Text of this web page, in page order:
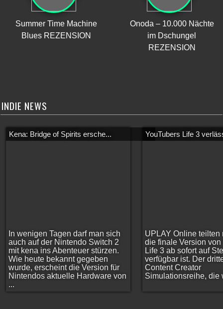
Summer Time Machine
Blues REZENSION
Onoda – 10.000 Nächte
im Dschungel
REZENSION
INDIE NEWS
Kena: Bridge of Spirits ersche...
In wenigen Tagen darf man sich
auch auf der Nintendo Switch 2
mit kena ins Abenteuer stürzen.
Wie heute bekannt gegeben
wurde, erscheint die Version für
Nintendos aktuelle Hardware von
...
YouTubers Life 3
UPLAY Online teilten
die finale Version von
Life 3 ab sofort auf
verfügbar ist. Der
Content Creator
Simulationsreihe, die